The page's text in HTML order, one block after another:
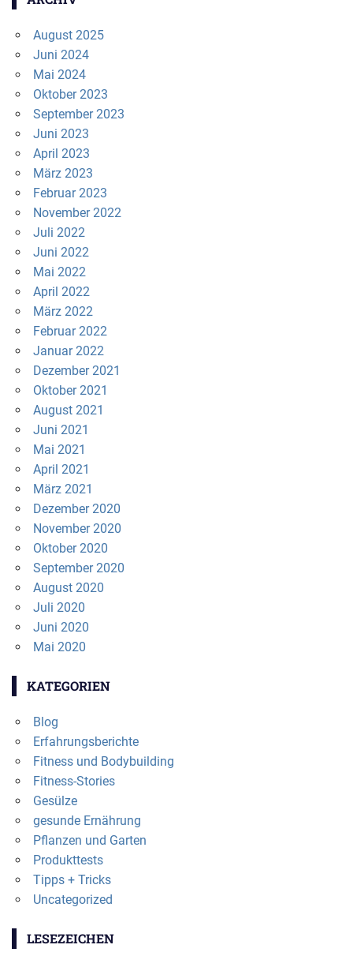
August 2025
Juni 2024
Mai 2024
Oktober 2023
September 2023
Juni 2023
April 2023
März 2023
Februar 2023
November 2022
Juli 2022
Juni 2022
Mai 2022
April 2022
März 2022
Februar 2022
Januar 2022
Dezember 2021
Oktober 2021
August 2021
Juni 2021
Mai 2021
April 2021
März 2021
Dezember 2020
November 2020
Oktober 2020
September 2020
August 2020
Juli 2020
Juni 2020
Mai 2020
KATEGORIEN
Blog
Erfahrungsberichte
Fitness und Bodybuilding
Fitness-Stories
Gesülze
gesunde Ernährung
Pflanzen und Garten
Produkttests
Tipps + Tricks
Uncategorized
LESEZEICHEN